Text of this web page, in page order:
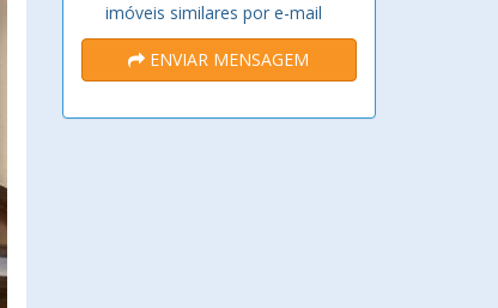
imóveis similares por e-mail
ENVIAR MENSAGEM